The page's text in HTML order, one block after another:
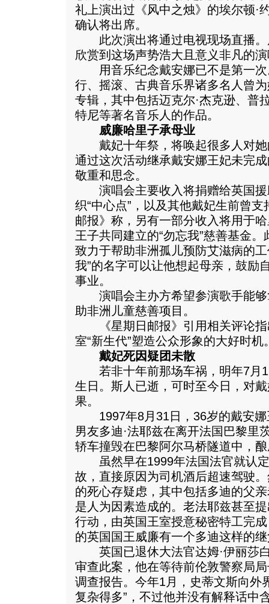
礼上演出过《风中之烛》的埃尔顿·
确认将出席。
此次演出将通过电视现场直播。
欣赏到这场声势浩大且意义非凡的
用音乐纪念戴安娜已不是第一次
行、摇滚、古典音乐界诸多名人曾
专辑，其中包括迈克尔·杰克逊、普
特尼等著名音乐人的作品。
威廉哈里子承母业
戴妃十年祭，将唤起很多人对她
通过这次活动继承戴安娜王妃未完
敬重和思念。
演唱会主要收入将捐赠给英国援
织“中心点”，以及其他戴妃生前曾
邮报》称，另有一部分收入将用于
王子共同建立的“勿忘我”慈善基金
致力于帮助非洲孤儿预防艾滋病的
我”的名字可以让他想起母亲，鼓励
事业。
演唱会主办方希望参演歌手能够
助非洲儿童慈善项目。
《星期日邮报》引用相关评论指
室“新生代”塑造公众形象的大好时机
戴妃死因疑团未散
若非十年前那场车祸，明年7月1
生日。斯人已逝，可时至今日，对
果。
1997年8月31日，36岁的戴安娜
男友多迪·法耶兹在离开法国巴黎里
轿车撞毁在巴黎阿尔马桥隧道中，
虽然早在1999年法国法官就认定
故，直接原因为司机酒后超速驾驶
的死心存疑虑，其中包括多迪的父
是人为因素造成的。老法耶兹甚至
行动，由英国王室授意秘密特工完
的英国国王威廉有一个多迪这样的
英国已退休大法官达姆·伊丽莎
审查此案，他在等待前伦敦警察局
调查报告。今年1月，史蒂文斯向外
复杂得多”，不过他并没有解释话中